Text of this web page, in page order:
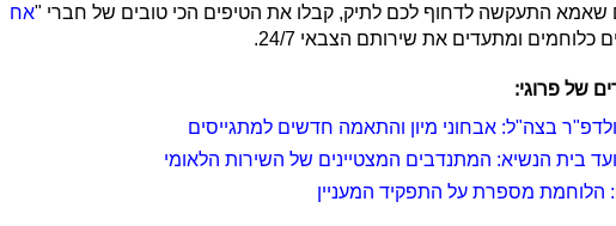
שאמא התעקשה לדחוף לכם לתיק, קבלו את הטיפים הכי טובים של חברי "אח
ומתעדים את שירותם הצבאי 24/7.
של פרוגי:
בצה"ל: אבחוני מיון והתאמה חדשים למתגייסים
בית הנשיא: המתנדבים המצטיינים של השירות הלאומי
הלוחמת מספרת על התפקיד המעניין